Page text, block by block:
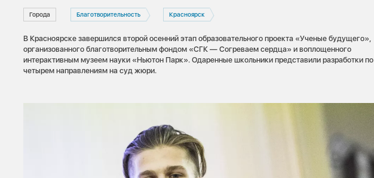
Города Благотворительность Красноярск
В Красноярске завершился второй осенний этап образовательного проекта «Ученые будущего»,
организованного благотворительным фондом «СГК — Согреваем сердца» и воплощенного
интерактивным музеем науки «Ньютон Парк». Одаренные школьники представили разработки по
четырем направлениям на суд жюри.